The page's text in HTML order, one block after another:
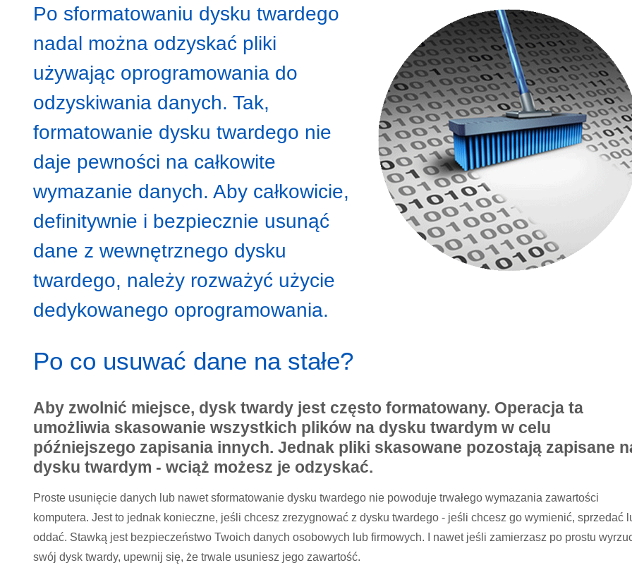
Po sformatowaniu dysku twardego
nadal można odzyskać pliki
używając oprogramowania do
odzyskiwania danych. Tak,
formatowanie dysku twardego nie
daje pewności na całkowite
wymazanie danych. Aby całkowicie,
definitywnie i bezpiecznie usunąć
dane z wewnętrznego dysku
twardego, należy rozważyć użycie
dedykowanego oprogramowania.
Po co usuwać dane na stałe?
Aby zwolnić miejsce, dysk twardy jest często formatowany. Operacja ta
umożliwia skasowanie wszystkich plików na dysku twardym w celu
późniejszego zapisania innych. Jednak pliki skasowane pozostają zapisane
dysku twardym - wciąż możesz je odzyskać.
Proste usunięcie danych lub nawet sformatowanie dysku twardego nie powoduje trwałego wymazania zawartości
komputera. Jest to jednak konieczne, jeśli chcesz zrezygnować z dysku twardego - jeśli chcesz go wymienić, sprzedać
oddać. Stawką jest bezpieczeństwo Twoich danych osobowych lub firmowych. I nawet jeśli zamierzasz po prostu
swój dysk twardy, upewnij się, że trwale usuniesz jego zawartość.